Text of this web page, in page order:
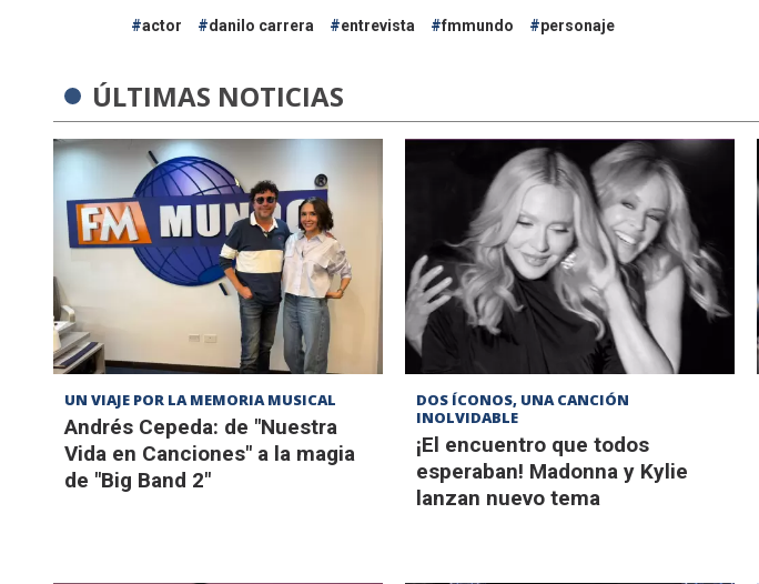
actor danilo carrera entrevista fmmundo personaje
ÚLTIMAS NOTICIAS
UN VIAJE POR LA MEMORIA MUSICAL
Andrés Cepeda: de "Nuestra
Vida en Canciones" a la magia
de "Big Band 2"
DOS ÍCONOS, UNA CANCIÓN
INOLVIDABLE
¡El encuentro que todos
esperaban! Madonna y Kylie
lanzan nuevo tema